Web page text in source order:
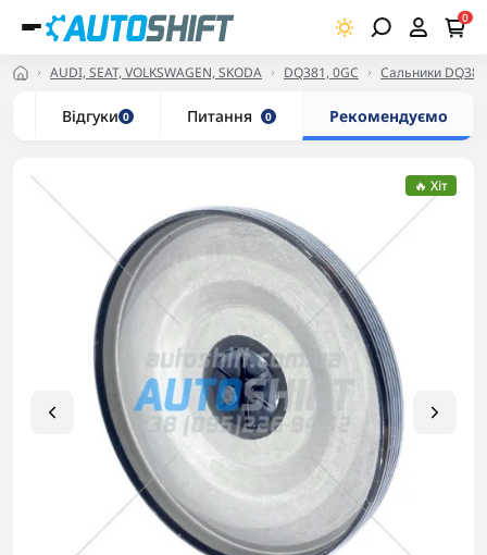
0
AUDI, SEAT, VOLKSWAGEN, SKODA DQ381, 0GC Сальники
Відгуки 0 Питання 0 Рекомендуємо
🔥 Хіт